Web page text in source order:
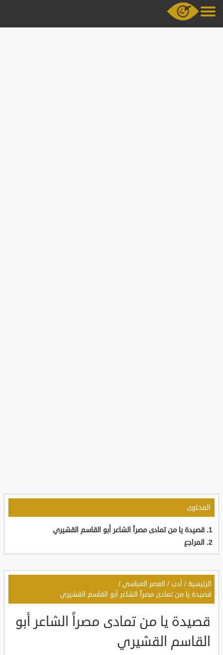
المحتوى
قصيدة يا من تمادى مصراً الشاعر أبو القاسم القشيري
المراجع
الرئيسية / أدب / العصر العباسي /
قصيدة يا من تمادى مصراً الشاعر أبو القاسم القشيري
قصيدة يا من تمادى مصراً الشاعر أبو
القاسم القشيري